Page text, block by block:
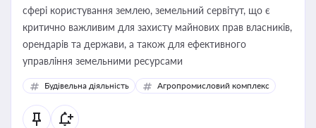
сфері користування землею, земельний сервітут, що є
критично важливим для захисту майнових прав власників,
орендарів та держави, а також для ефективного
управління земельними ресурсами
Будівельна діяльність Агропромисловий комплекс